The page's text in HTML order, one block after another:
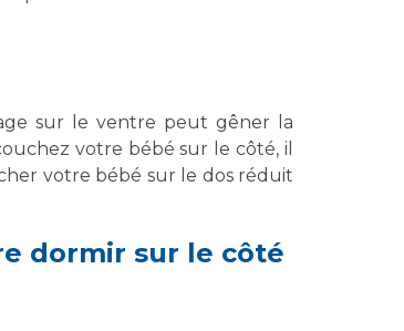
sur le ventre peut gêner la
votre bébé sur le côté, il
votre bébé sur le dos réduit
dormir sur le côté